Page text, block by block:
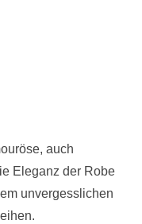
auch
Eleganz der Robe
unvergesslichen